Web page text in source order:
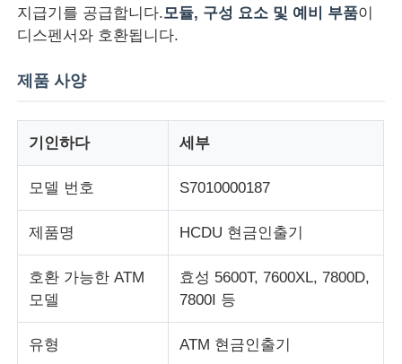
홈
제품 소개
동영상
지급기를 공급합니다.모듈, 구성 요소 및 예비 부품이
디스펜서와 호환됩니다.
제품 사양
기인하다 세부
모델 번호 S7010000187
제품명 HCDU 현금인출기
호환 가능한 ATM
모델
효성 5600T, 7600XL, 7800D,
7800I 등
유형 ATM 현금인출기